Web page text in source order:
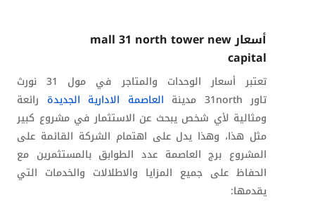
أسعار mall 31 north tower new
capital
تعتبر أسعار الوحدات والمتاجر في مول 31 نورث
تاور 31north مدينة العاصمة الادارية الجديدة رائعة
ومثالية لأي شخص يبحث عن الاستثمار في مشروع كبير
مثل هذا، وهذا يدل على اهتمام الشركة القائمة على
المشروع برج العاصمة عدد الطوابق بالمستثمرين مع
الحفاظ على جميع المزايا والاطلالات والخدمات التي
يقدمها: